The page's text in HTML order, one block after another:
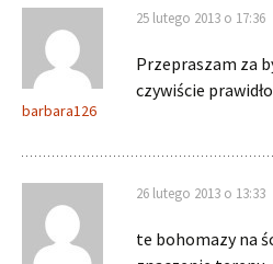
barbara126
25 lutego 2013 o 17:36
Przepraszam za
czywiście
26 lutego 2013 o 13:33
te bohomazy na